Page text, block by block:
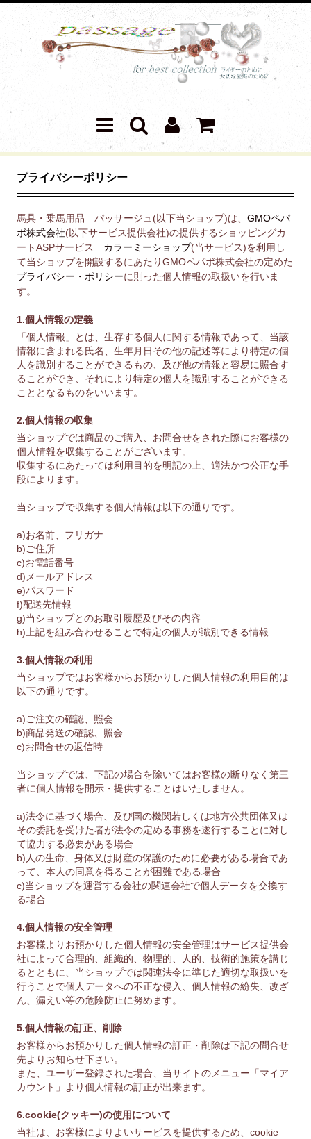
プライバシーポリシー
馬具・乗馬用品 パッサージュ(以下当ショップ)は、GMOペパ
ボ株式会社(以下サービス提供会社)の提供するショッピングカ
ートASPサービス カラーミーショップ(当サービス)を利用し
て当ショップを開設するにあたりGMOペパボ株式会社の定めた
プライバシー・ポリシーに則った個人情報の取扱いを行いま
す。
1.個人情報の定義
「個人情報」とは、生存する個人に関する情報であって、当該
情報に含まれる氏名、生年月日その他の記述等により特定の個
人を識別することができるもの、及び他の情報と容易に照合す
ることができ、それにより特定の個人を識別することができる
こととなるものをいいます。
2.個人情報の収集
当ショップでは商品のご購入、お問合せをされた際にお客様の
個人情報を収集することがございます。
収集するにあたっては利用目的を明記の上、適法かつ公正な手
段によります。
当ショップで収集する個人情報は以下の通りです。
a)お名前、フリガナ
b)ご住所
c)お電話番号
d)メールアドレス
e)パスワード
f)配送先情報
g)当ショップとのお取引履歴及びその内容
h)上記を組み合わせることで特定の個人が識別できる情報
3.個人情報の利用
当ショップではお客様からお預かりした個人情報の利用目的は
以下の通りです。
a)ご注文の確認、照会
b)商品発送の確認、照会
c)お問合せの返信時
当ショップでは、下記の場合を除いてはお客様の断りなく第三
者に個人情報を開示・提供することはいたしません。
a)法令に基づく場合、及び国の機関若しくは地方公共団体又は
その委託を受けた者が法令の定める事務を遂行することに対し
て協力する必要がある場合
b)人の生命、身体又は財産の保護のために必要がある場合であ
って、本人の同意を得ることが困難である場合
c)当ショップを運営する会社の関連会社で個人データを交換す
る場合
4.個人情報の安全管理
お客様よりお預かりした個人情報の安全管理はサービス提供会
社によって合理的、組織的、物理的、人的、技術的施策を講じ
るとともに、当ショップでは関連法令に準じた適切な取扱いを
行うことで個人データへの不正な侵入、個人情報の紛失、改ざ
ん、漏えい等の危険防止に努めます。
5.個人情報の訂正、削除
お客様からお預かりした個人情報の訂正・削除は下記の問合せ
先よりお知らせ下さい。
また、ユーザー登録された場合、当サイトのメニュー「マイア
カウント」より個人情報の訂正が出来ます。
6.cookie(クッキー)の使用について
当社は、お客様によりよいサービスを提供するため、cookie